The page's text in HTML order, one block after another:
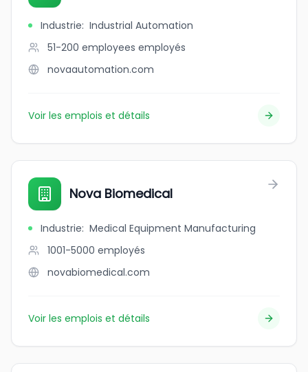
Industrie: Industrial Automation
51-200 employees employés
novaautomation.com
Voir les emplois et détails
Nova Biomedical
Industrie: Medical Equipment Manufacturing
1001-5000 employés
novabiomedical.com
Voir les emplois et détails